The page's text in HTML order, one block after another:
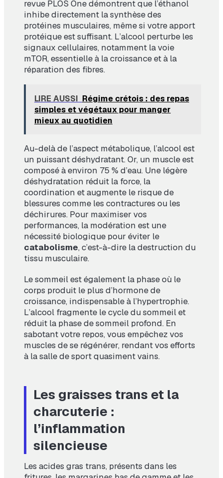
revue PLOS Onedémontrent que l’éthanol
inhibe directement la synthèse des
protéines musculaires, même si votre apport
protéique est suffisant. L’alcool perturbe les
signaux cellulaires, notamment la voie
mTOR, essentielle à la croissance et à la
réparation des fibres.
LIRE AUSSI Régime crétois : des repas
simples et végétaux pour manger
mieux au quotidien
Au-delà de l’aspect métabolique, l’alcool est
un puissant déshydratant. Or, un muscle est
composé à environ 75 % d’eau. Une légère
déshydratation réduit la force, la
coordination et augmente le risque de
blessures comme les contractures ou les
déchirures. Pour maximiser vos
performances, la modération est une
nécessité biologique pour éviter le
catabolisme, c’est-à-dire la destruction du
tissu musculaire.
Le sommeil est également la phase où le
corps produit le plus d’hormone de
croissance, indispensable à l’hypertrophie.
L’alcool fragmente le cycle du sommeil et
réduit la phase de sommeil profond. En
sabotant votre repos, vous empêchez vos
muscles de se régénérer, rendant vos efforts
à la salle de sport quasiment vains.
Les graisses trans et la
charcuterie :
l’inflammation
silencieuse
Les acides gras trans, présents dans les